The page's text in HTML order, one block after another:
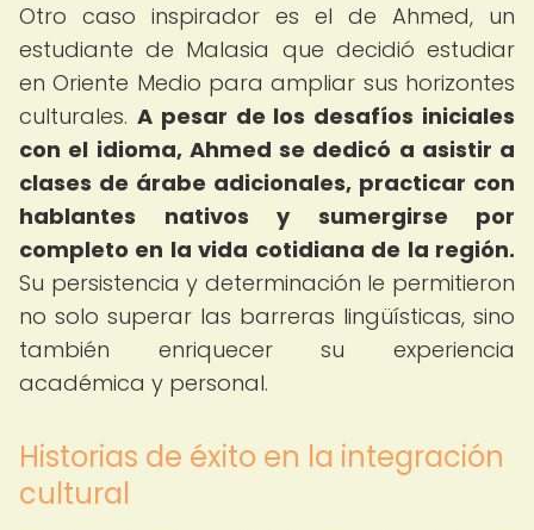
Otro caso inspirador es el de Ahmed, un
estudiante de Malasia que decidió estudiar
en Oriente Medio para ampliar sus horizontes
culturales. A pesar de los desafíos iniciales
con el idioma, Ahmed se dedicó a asistir a
clases de árabe adicionales, practicar con
hablantes nativos y sumergirse por
completo en la vida cotidiana de la región.
Su persistencia y determinación le permitieron
no solo superar las barreras lingüísticas, sino
también enriquecer su experiencia
académica y personal.
Historias de éxito en la integración
cultural